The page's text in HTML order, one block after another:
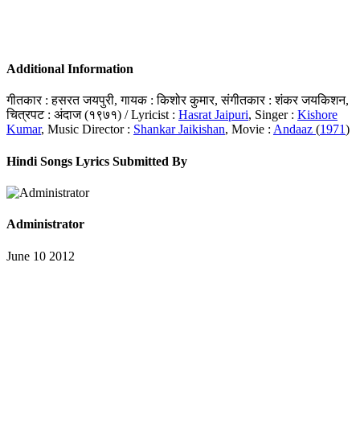
Additional Information
गीतकार : हसरत जयपुरी, गायक : किशोर कुमार, संगीतकार : शंकर जयकिशन,
चित्रपट : अंदाज (१९७१) / Lyricist : Hasrat Jaipuri, Singer : Kishore
Kumar, Music Director : Shankar Jaikishan, Movie : Andaaz (1971)
Hindi Songs Lyrics Submitted By
Administrator
June 10 2012